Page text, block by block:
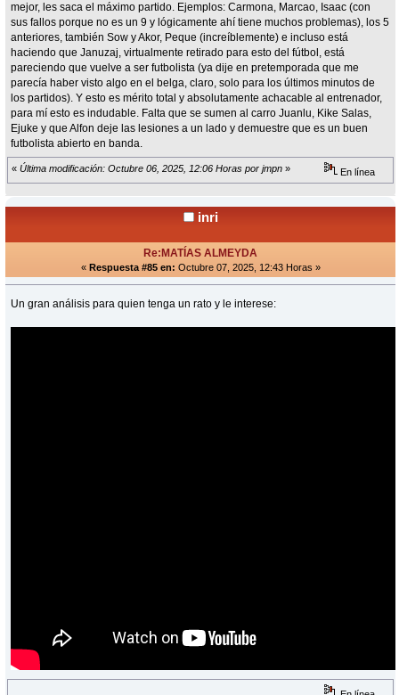
mejor, les saca el máximo partido. Ejemplos: Carmona, Marcao, Isaac (con
sus fallos porque no es un 9 y lógicamente ahí tiene muchos problemas), los 5
anteriores, también Sow y Akor, Peque (increíblemente) e incluso está
haciendo que Januzaj, virtualmente retirado para esto del fútbol, está
pareciendo que vuelve a ser futbolista (ya dije en pretemporada que me
parecía haber visto algo en el belga, claro, solo para los últimos minutos de
los partidos). Y esto es mérito total y absolutamente achacable al entrenador,
para mí esto es indudable. Falta que se sumen al carro Juanlu, Kike Salas,
Ejuke y que Alfon deje las lesiones a un lado y demuestre que es un buen
futbolista abierto en banda.
« Última modificación: Octubre 06, 2025, 12:06 Horas por jmpn » En línea
inri
Re:MATÍAS ALMEYDA
« Respuesta #85 en: Octubre 07, 2025, 12:43 Horas »
Un gran análisis para quien tenga un rato y le interese: